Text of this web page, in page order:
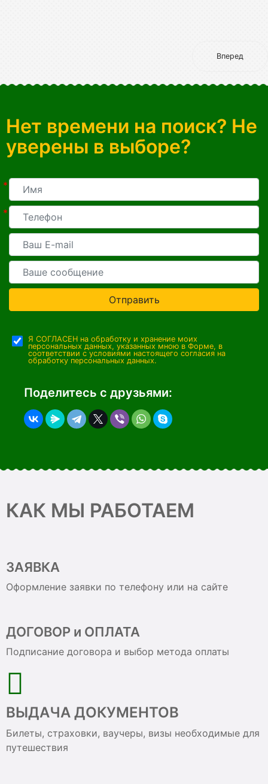
Вперед
Нет времени на поиск? Не
уверены в выборе?
*
*
Отправить
Я СОГЛАСЕН на обработку и хранение моих
персональных данных, указанных мною в Форме, в
соответствии с условиями настоящего согласия на
обработку персональных данных.
Поделитесь с друзьями:
КАК МЫ РАБОТАЕМ
ЗАЯВКА
Оформление заявки по телефону или на сайте
ДОГОВОР и ОПЛАТА
Подписание договора и выбор метода оплаты
ВЫДАЧА ДОКУМЕНТОВ
Билеты, страховки, ваучеры, визы необходимые для
путешествия